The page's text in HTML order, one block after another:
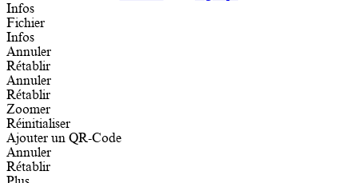
Infos
Fichier
Infos
Annuler
Rétablir
Annuler
Rétablir
Zoomer
Réinitialiser
Ajouter un QR-Code
Annuler
Rétablir